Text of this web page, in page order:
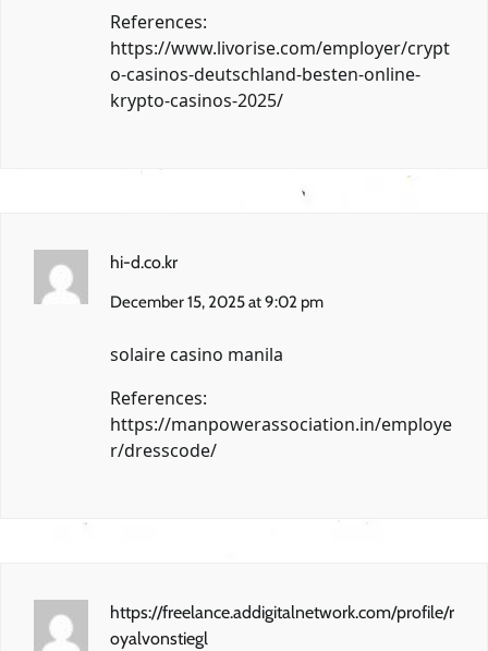
References:
https://www.livorise.com/employer/crypt
o-casinos-deutschland-besten-online-
krypto-casinos-2025/
hi-d.co.kr
December 15, 2025 at 9:02 pm
solaire casino manila
References:
https://manpowerassociation.in/employe
r/dresscode/
https://freelance.addigitalnetwork.com/profile/r
oyalvonstiegl